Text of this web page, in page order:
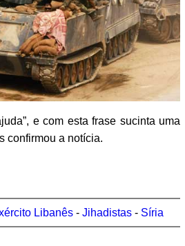
e com esta frase sucinta uma
confirmou a notícia.
Libanês - Jihadistas - Síria